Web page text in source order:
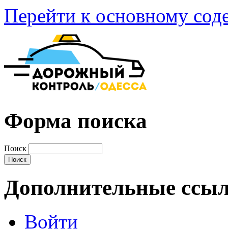
Перейти к основному
Форма поиска
Поиск
Дополнительные
Войти